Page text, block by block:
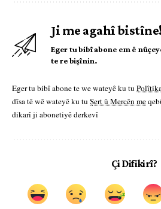
Ji me agahî bistîne!
Eger tu bibî abone em ê
te re bişînin.
Eger tu bibî abone te we wateyê ku tu
dîsa tê wê wateyê ku tu Şert û Mercên me
dikarî ji abonetiyê derkevî
Çi Difikirî?